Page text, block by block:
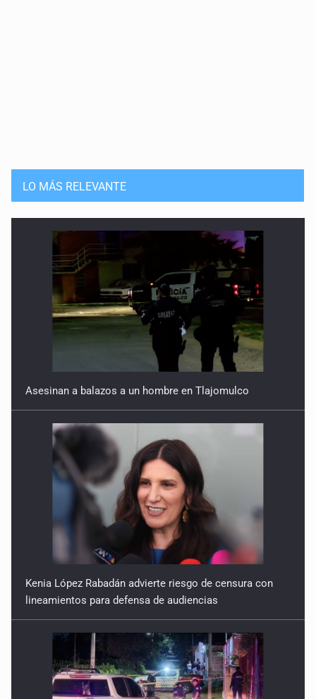
LO MÁS RELEVANTE
Asesinan a balazos a un hombre en Tlajomulco
Kenia López Rabadán advierte riesgo de censura con
lineamientos para defensa de audiencias